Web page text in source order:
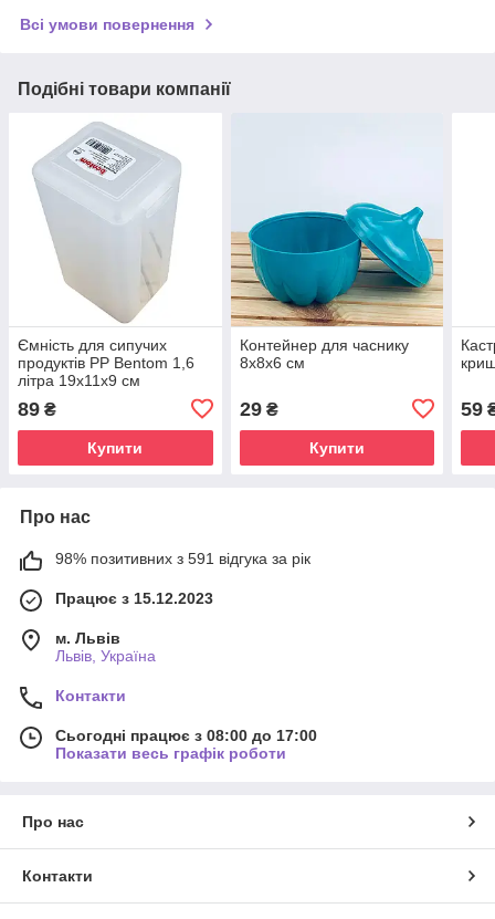
Всі умови повернення
Подібні товари компанії
Ємність для сипучих
продуктів PP Bentom 1,6
літра 19х11х9 см
89 ₴
Купити
Контейнер для часнику
8х8х6 см
29₴
Купити
59
Про нас
98% позитивних з 591 відгука за рік
Працює з 15.12.2023
м. Львів
Львів, Україна
Контакти
Сьогодні працює з 08:00 до 17:00
Показати весь графік роботи
Про нас
Контакти